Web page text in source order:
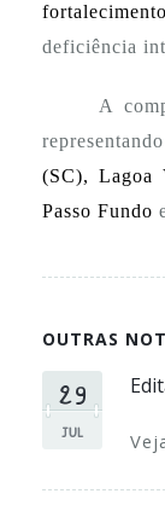
deficiência
A
(SC), Lagoa
Passo Fundo
OUTRAS
29
JUL